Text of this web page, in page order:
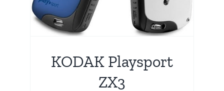
KODAK Playsport
ZX3